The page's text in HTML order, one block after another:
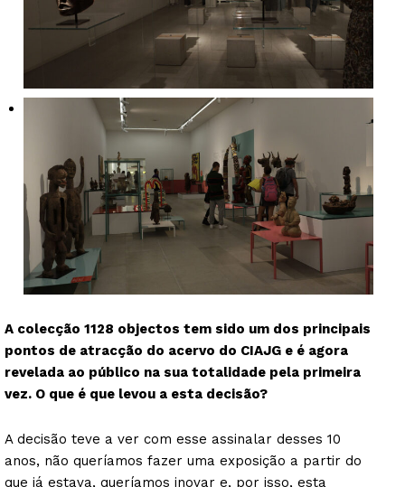
Guimarães, agora!
A colecção 1128 objectos tem sido um dos principais
pontos de atracção do acervo do CIAJG e é agora
revelada ao público na sua totalidade pela primeira
vez. O que é que levou a esta decisão?
A decisão teve a ver com esse assinalar desses 10
anos, não queríamos fazer uma exposição a partir do
que já estava, queríamos inovar e, por isso, esta